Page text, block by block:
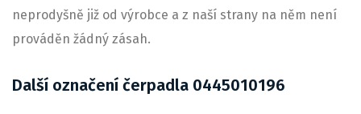
neprodyšně již od výrobce a z naší strany na něm není
prováděn žádný zásah.
Další označení čerpadla 0445010196